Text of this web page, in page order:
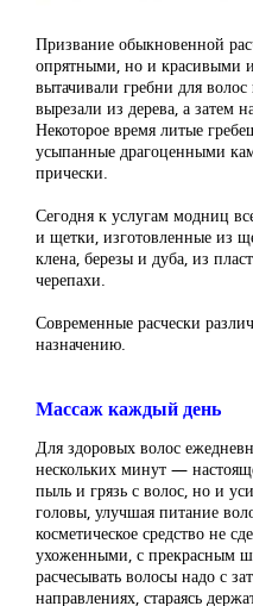
Призвание обыкновенной
опрятными, но и красивыми
вытачивали гребни для
вырезали из дерева, а затем
Некоторое время литые
усыпанные драгоценными
прически.
Сегодня к услугам модниц
и щетки, изготовленные из
клена, березы и дуба, из
черепахи.
Современные расчески
назначению.
Массаж каждый день
Для здоровых волос
нескольких минут —
пыль и грязь с волос, но и
головы, улучшая питание
косметическое средство не
ухоженными, с прекрасным
расчесывать волосы надо с
направлениях, стараясь